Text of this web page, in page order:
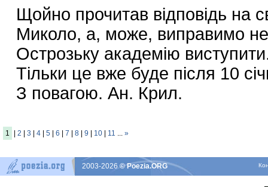
Щойно прочитав відповідь на
Миколо, а, може, виправимо
Острозьку академію
Тільки це вже буде після 10
З повагою. Ан. Крил.
1 2 3 4 5 6 7 8 9 10 11 ... »
2003-2026© Poezia.ORG